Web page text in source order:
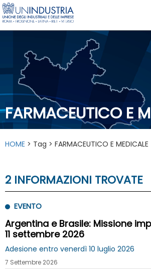
FARMACEUTICO E
HOME > Tag > FARMACEUTICO E MEDICALE
2 INFORMAZIONI TROVATE
EVENTO
Argentina e Brasile: Missione
11 settembre 2026
Adesione entro venerdì 10 luglio 2026
7 Settembre 2026